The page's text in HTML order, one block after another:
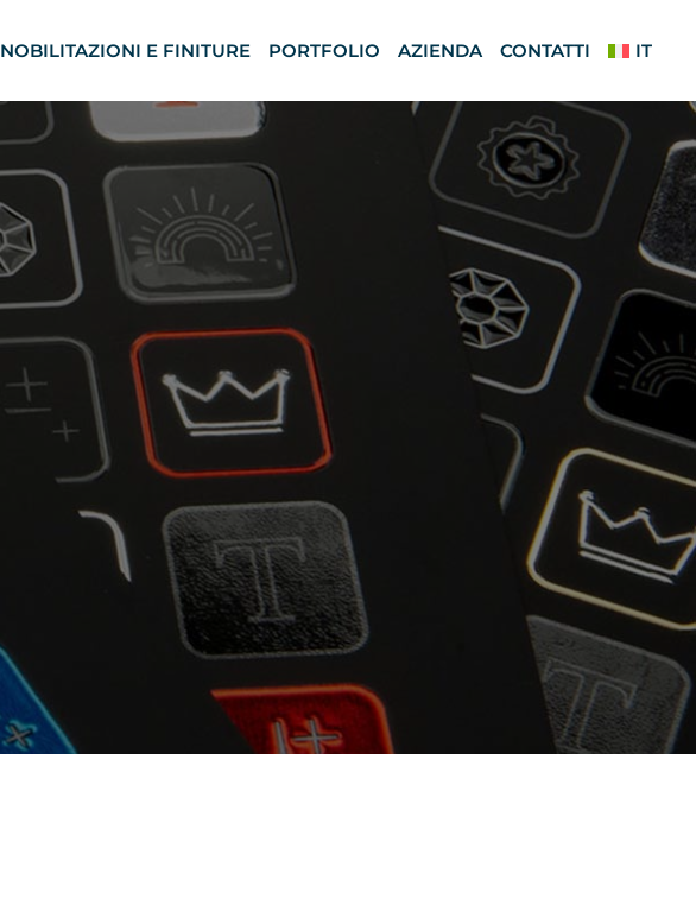
NOBILITAZIONI E FINITURE PORTFOLIO AZIENDA CONTATTI IT